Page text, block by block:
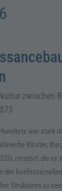
zwischen
war stark
Klöster,
zerstört, die es
der
Strukturen zu